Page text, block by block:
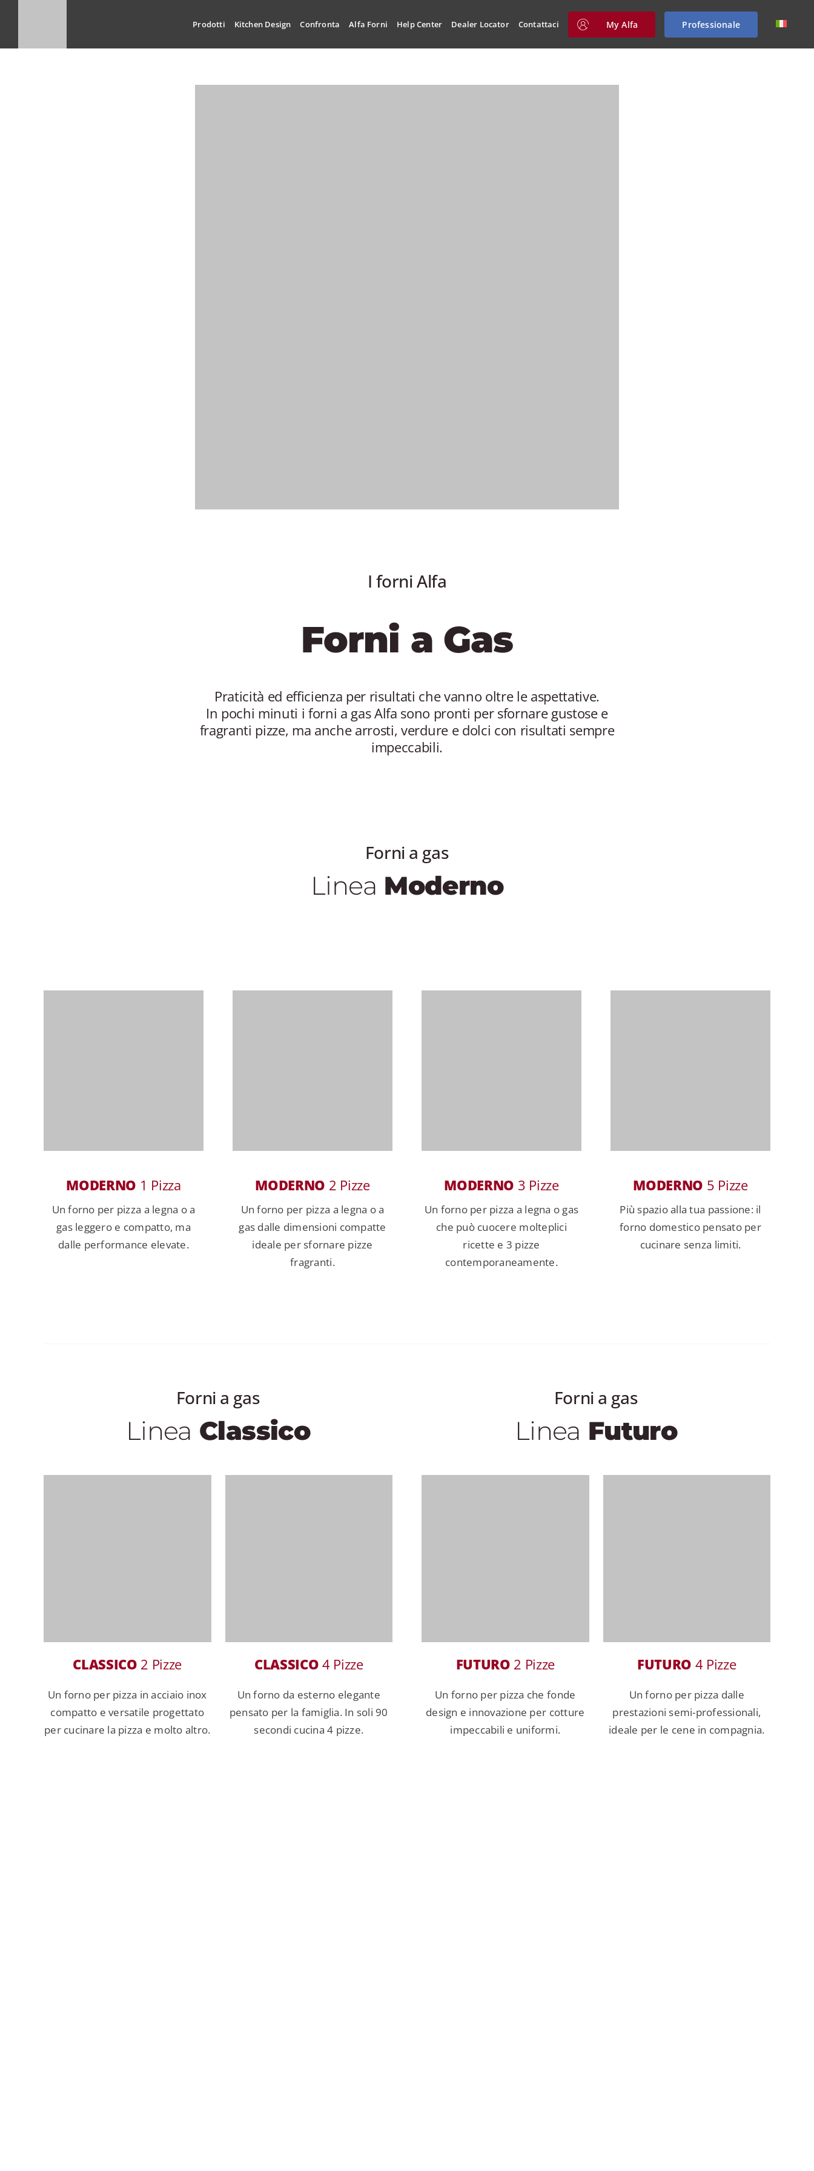
Prodotti Kitchen Design Confronta Alfa Forni Help Center Dealer Locator Contattaci My Alfa Professionale
I forni Alfa
Forni a Gas
Praticità ed efficienza per risultati che vanno oltre le aspettative.
In pochi minuti i forni a gas Alfa sono pronti per sfornare gustose e
fragranti pizze, ma anche arrosti, verdure e dolci con risultati sempre
impeccabili.
Forni a gas
Linea Moderno
MODERNO 1 Pizza
Un forno per pizza a legna o a
gas leggero e compatto, ma
dalle performance elevate.
MODERNO 2 Pizze
Un forno per pizza a legna o a
gas dalle dimensioni compatte
ideale per sfornare pizze
fragranti.
MODERNO 3 Pizze
Un forno per pizza a legna o gas
che può cuocere molteplici
ricette e 3 pizze
contemporaneamente.
MODERNO 5 Pizze
Più spazio alla tua passione: il
forno domestico pensato per
cucinare senza limiti.
Forni a gas
Linea Classico
CLASSICO 2 Pizze
Un forno per pizza in acciaio inox
compatto e versatile progettato
per cucinare la pizza e molto altro.
CLASSICO 4 Pizze
Un forno da esterno elegante
pensato per la famiglia. In soli 90
secondi cucina 4 pizze.
Forni a gas
Linea Futuro
FUTURO 2 Pizze
Un forno per pizza che fonde
design e innovazione per cotture
impeccabili e uniformi.
FUTURO 4 Pizze
Un forno per pizza dalle
prestazioni semi-professionali,
ideale per le cene in compagnia.